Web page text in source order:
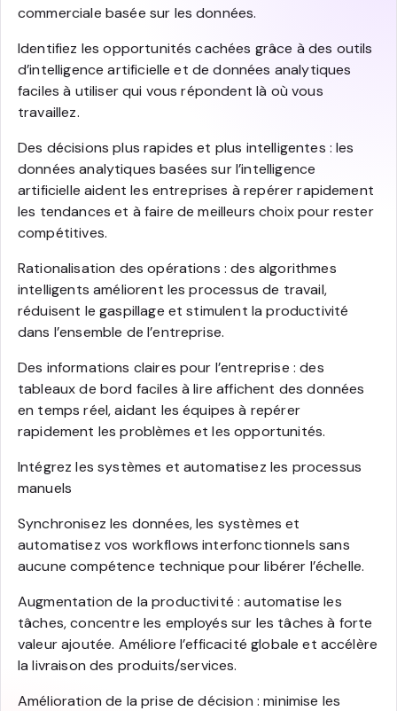
commerciale basée sur les données.
Identifiez les opportunités cachées grâce à des outils
d’intelligence artificielle et de données analytiques
faciles à utiliser qui vous répondent là où vous
travaillez.
Des décisions plus rapides et plus intelligentes : les
données analytiques basées sur l’intelligence
artificielle aident les entreprises à repérer rapidement
les tendances et à faire de meilleurs choix pour rester
compétitives.
Rationalisation des opérations : des algorithmes
intelligents améliorent les processus de travail,
réduisent le gaspillage et stimulent la productivité
dans l’ensemble de l’entreprise.
Des informations claires pour l’entreprise : des
tableaux de bord faciles à lire affichent des données
en temps réel, aidant les équipes à repérer
rapidement les problèmes et les opportunités.
Intégrez les systèmes et automatisez les processus
manuels
Synchronisez les données, les systèmes et
automatisez vos workflows interfonctionnels sans
aucune compétence technique pour libérer l’échelle.
Augmentation de la productivité : automatise les
tâches, concentre les employés sur les tâches à forte
valeur ajoutée. Améliore l’efficacité globale et accélère
la livraison des produits/services.
Amélioration de la prise de décision : minimise les